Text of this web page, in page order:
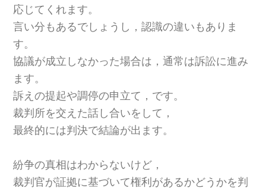
応じてくれます。
言い分もあるでしょうし，認識の違いもありま
す。
協議が成立しなかった場合は，通常は訴訟に進み
ます。
訴えの提起や調停の申立て，です。
裁判所を交えた話し合いをして，
最終的には判決で結論が出ます。
紛争の真相はわからないけど，
裁判官が証拠に基づいて権利があるかどうかを判